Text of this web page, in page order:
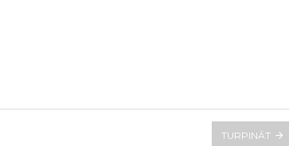
TURPINĀT